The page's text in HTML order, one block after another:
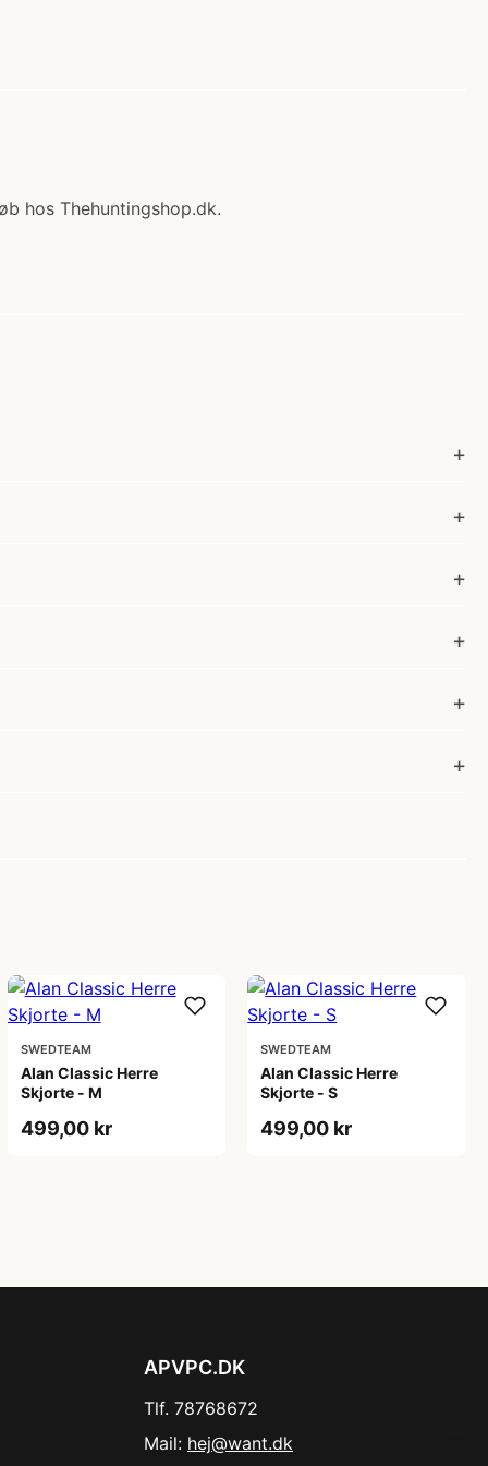
hos Thehuntingshop.dk.
SWEDTEAM
Alan Classic Herre
Skjorte - M
499,00 kr
SWEDTEAM
Alan Classic Herre
Skjorte - S
499,00 kr
APVPC.DK
Tlf. 78768672
Mail: hej@want.dk